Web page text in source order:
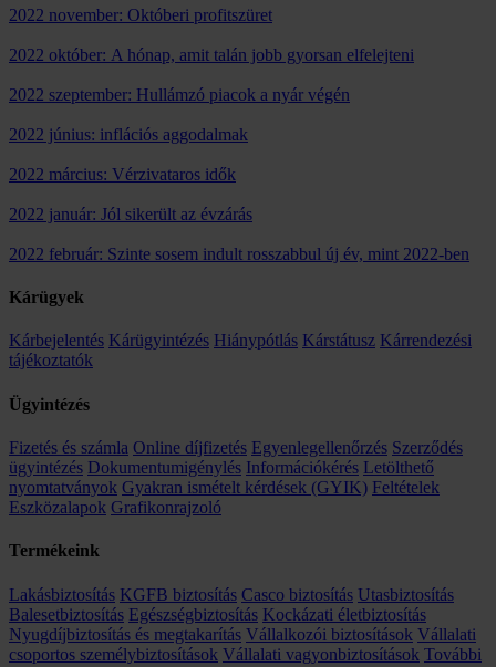
2022 november: Októberi profitszüret
2022 október: A hónap, amit talán jobb gyorsan elfelejteni
2022 szeptember: Hullámzó piacok a nyár végén
2022 június: inflációs aggodalmak
2022 március: Vérzivataros idők
2022 január: Jól sikerült az évzárás
2022 február: Szinte sosem indult rosszabbul új év, mint 2022-ben
Kárügyek
Kárbejelentés Kárügyintézés Hiánypótlás Kárstátusz Kárrendezési
tájékoztatók
Ügyintézés
Fizetés és számla Online díjfizetés Egyenlegellenőrzés Szerződés
ügyintézés Dokumentumigénylés Információkérés Letölthető
nyomtatványok Gyakran ismételt kérdések (GYIK) Feltételek
Eszközalapok Grafikonrajzoló
Termékeink
Lakásbiztosítás KGFB biztosítás Casco biztosítás Utasbiztosítás
Balesetbiztosítás Egészségbiztosítás Kockázati életbiztosítás
Nyugdíjbiztosítás és megtakarítás Vállalkozói biztosítások Vállalati
csoportos személybiztosítások Vállalati vagyonbiztosítások További